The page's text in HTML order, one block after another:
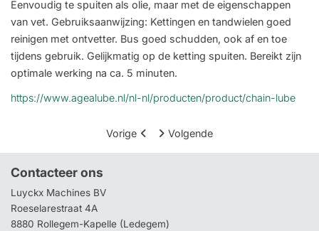
Eenvoudig te spuiten als olie, maar met de eigenschappen
van vet. Gebruiksaanwijzing: Kettingen en tandwielen goed
reinigen met ontvetter. Bus goed schudden, ook af en toe
tijdens gebruik. Gelijkmatig op de ketting spuiten. Bereikt zijn
optimale werking na ca. 5 minuten.
https://www.agealube.nl/nl-nl/producten/product/chain-lube
Vorige Volgende
Contacteer ons
Luyckx Machines BV
Roeselarestraat 4A
8880 Rollegem-Kapelle (Ledegem)